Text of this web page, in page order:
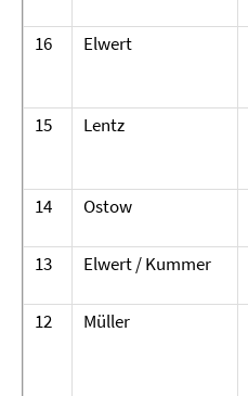
16
Elwert
15
Lentz
14
Ostow
13
Elwert / Kummer
12 Müller